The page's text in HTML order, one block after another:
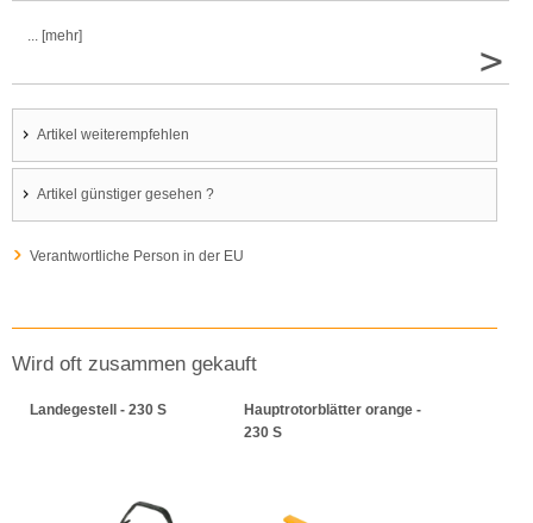
... [mehr]
>
Artikel weiterempfehlen
Artikel günstiger gesehen ?
Verantwortliche Person in der EU
Wird oft zusammen gekauft
Landegestell - 230 S
Hauptrotorblätter orange -
230 S